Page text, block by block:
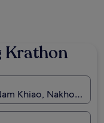
Krathon
Khiao, Nakhon